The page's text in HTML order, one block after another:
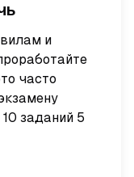
и
часто
заданий 5